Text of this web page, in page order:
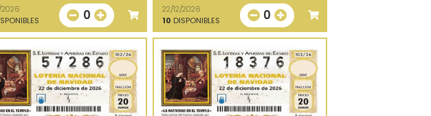
2026
0
22/12/2026
10 DISPONIBLES 0